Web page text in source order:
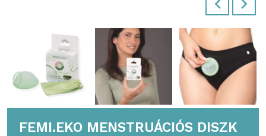
FEMI.EKO MENSTRUÁCIÓS DISZK